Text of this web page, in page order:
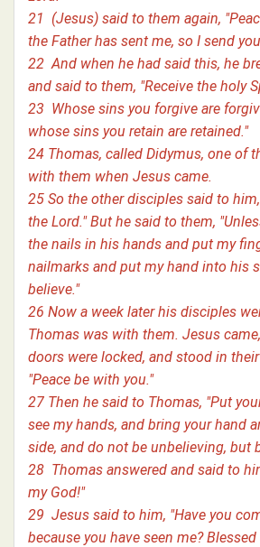
21 (Jesus) said to them again,
the Father has sent me, so I send
22 And when he had said this, he
and said to them, "Receive the holy
23 Whose sins you forgive are
whose sins you retain are retained."
24 Thomas, called Didymus, one of
with them when Jesus came.
25 So the other disciples said to
the Lord." But he said to them,
the nails in his hands and put my
nailmarks and put my hand into his
believe."
26 Now a week later his disciples
Thomas was with them. Jesus
doors were locked, and stood in
"Peace be with you."
27 Then he said to Thomas, "Put
see my hands, and bring your hand
side, and do not be unbelieving, but
28 Thomas answered and said to
my God!"
29 Jesus said to him, "Have you
because you have seen me?